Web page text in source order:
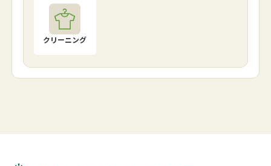
クリーニング